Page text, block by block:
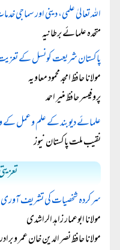
اللہ تعالیٰ علمی، دینی اور سماجی
متحدہ علمائے برطانیہ
پاکستان شریعت کونسل کے
مولانا حافظ امجد محمود معاویہ
پروفیسر حافظ منیر احمد
علمائے دیوبند کے علم و عمل
نقیب ملت پاکستان نیوز
سرکردہ شخصیات کی تشریف آوری
مولانا ابوعمار زاہد الراشدی
مولانا حافظ نصر الدین خان عمر و